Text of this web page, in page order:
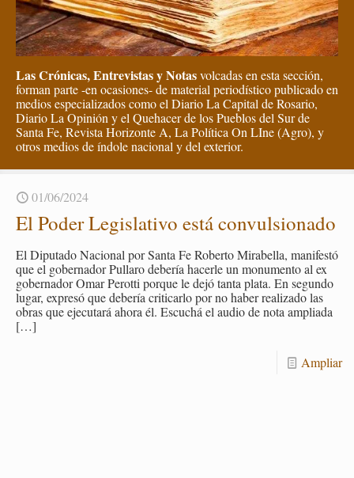
Las Crónicas, Entrevistas y Notasvolcadas en esta sección,
forman parte -en ocasiones- de material periodístico publicado en
medios especializados como el Diario La Capital de Rosario,
Diario La Opinión y el Quehacer de los Pueblos del Sur de
Santa Fe, Revista Horizonte A, La Política On LIne (Agro), y
otros medios de índole nacional y del exterior.
01/06/2024
El Poder Le­gis­la­ti­vo está con­vul­sio­na­do
El Dipu­tado Na­cio­nal por Santa Fe Ro­ber­to Mi­ra­be­lla, ma­ni­fes­tó
que el go­ber­na­dor Pu­lla­ro de­be­ría ha­cer­le un mo­nu­men­to al ex
go­ber­na­dor Omar Pe­rot­ti por­que le dejó tanta plata. En se­gun­do
lugar, ex­pre­só que de­be­ría cri­ti­car­lo por no haber rea­li­za­do las
obras que eje­cu­ta­rá ahora él. Es­cu­chá el audio de nota am­plia­da
[…]
Am­pliar